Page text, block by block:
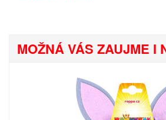
MOŽNÁ VÁS ZAUJME I